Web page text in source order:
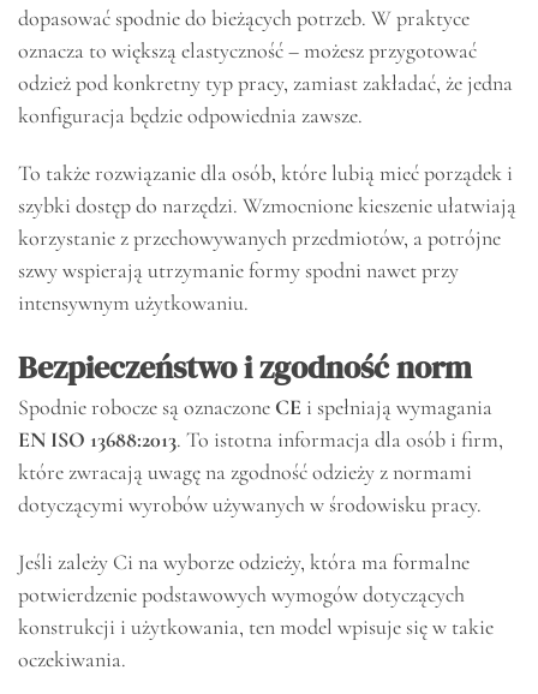
dopasować spodnie do bieżących potrzeb. W praktyce
oznacza to większą elastyczność – możesz przygotować
odzież pod konkretny typ pracy, zamiast zakładać, że jedna
konfiguracja będzie odpowiednia zawsze.
To także rozwiązanie dla osób, które lubią mieć porządek i
szybki dostęp do narzędzi. Wzmocnione kieszenie ułatwiają
korzystanie z przechowywanych przedmiotów, a potrójne
szwy wspierają utrzymanie formy spodni nawet przy
intensywnym użytkowaniu.
Bezpieczeństwo i zgodność norm
Spodnie robocze są oznaczone CE i spełniają wymagania
EN ISO 13688:2013. To istotna informacja dla osób i firm,
które zwracają uwagę na zgodność odzieży z normami
dotyczącymi wyrobów używanych w środowisku pracy.
Jeśli zależy Ci na wyborze odzieży, która ma formalne
potwierdzenie podstawowych wymogów dotyczących
konstrukcji i użytkowania, ten model wpisuje się w takie
oczekiwania.